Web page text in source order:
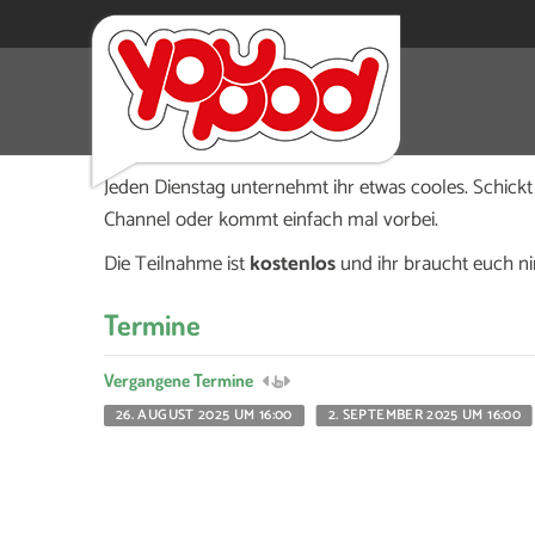
Jeden Dienstag von 16 bis 19 Uhr findet im GG
Treffpunkt für Mädchen und junge Frauen zum
Jeden Dienstag unternehmt ihr etwas cooles.
Channel oder kommt einfach mal vorbei.
Die Teilnahme istkostenlosund ihr braucht euch
Termine
Vergangene Termine
26. AUGUST 2025 UM 16:00
2. SEPTEMBER 2025 UM 16:00